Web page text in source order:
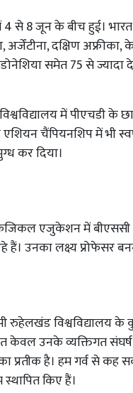
4 से 8 जून के बीच हुई।
दक्षिण अफ्रीका,
समेत 75 से ज्यादा
में पीएचडी के
एशियन चैंपियनशिप में भी
कर दिया।
एजुकेशन में
उनका लक्ष्य प्रोफेसर
रुहेलखंड विश्वविद्यालय
केवल उनके व्यक्तिगत
प्रतीक है। हम गर्व से कह
किए हैं।